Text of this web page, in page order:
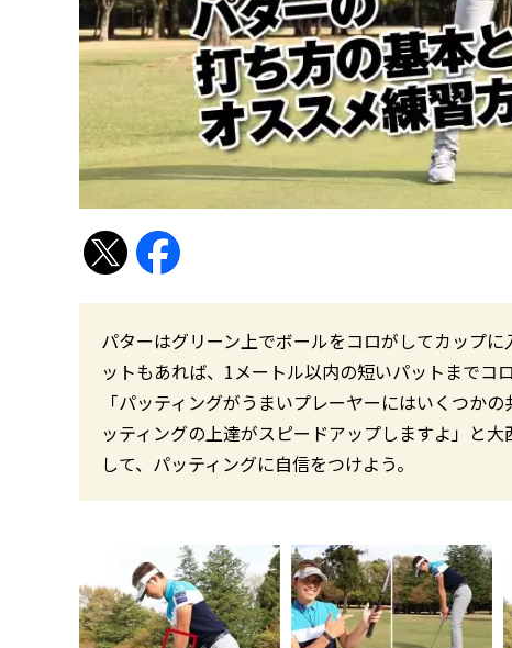
パターはグリーン上でボールをコロがしてカップ
ットもあれば、1メートル以内の短いパットまでコ
「パッティングがうまいプレーヤーにはいくつか
ッティングの上達がスピードアップしますよ」と
して、パッティングに自信をつけよう。